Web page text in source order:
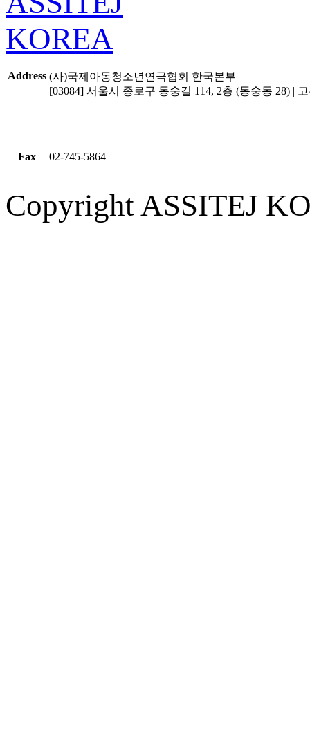
Address (사)국제아동청소년연극협회 한국본부
[03084] 서울시 종로구 동숭길 114, 2층 (동숭동 28) |
Fax 02-745-5864
Copyright ASSITEJ